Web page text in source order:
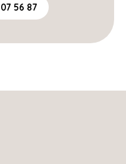
56 87